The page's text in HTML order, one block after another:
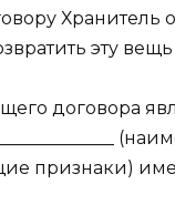
эту
договора
признаки)